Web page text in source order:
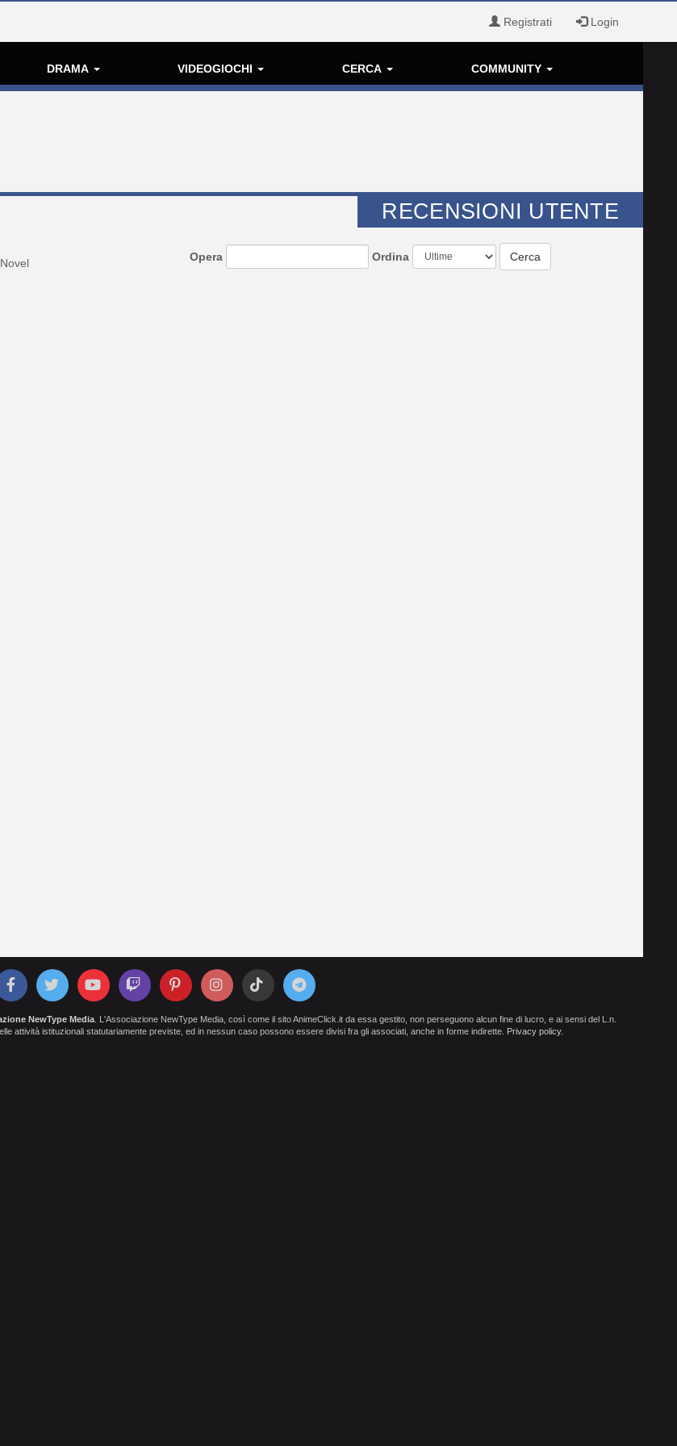
Registrati Login
DRAMA VIDEOGIOCHI CERCA COMMUNITY
RECENSIONI UTENTE
Novel Opera Ordina Cerca
NewType Media. L'Associazione NewType Media, così come il sito AnimeClick.it da essa gestito, non perseguono alcun fine di lucro, e ai sensi del L.n.
attività istituzionali statutariamente previste, ed in nessun caso possono essere divisi fra gli associati, anche in forme indirette. Privacy policy.